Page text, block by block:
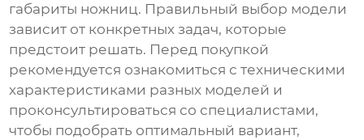
габариты ножниц. Правильный выбор модели
зависит от конкретных задач, которые
предстоит решать. Перед покупкой
рекомендуется ознакомиться с техническими
характеристиками разных моделей и
проконсультироваться со специалистами,
чтобы подобрать оптимальный вариант,